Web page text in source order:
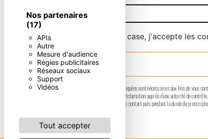
Nos partenaires
(17)
APIs
Autre
Mesure d'audience
Régies publicitaires
Réseaux sociaux
Support
Vidéos
Tout accepter
En cochant cette case, j'accepte les
** Les données personnelles communiquées sont nécessaires aux fins de vous
moment et du droit d’introduire une réclamation auprès d’une autorité de
données pendant la période de prise de contact puis pendant la durée de